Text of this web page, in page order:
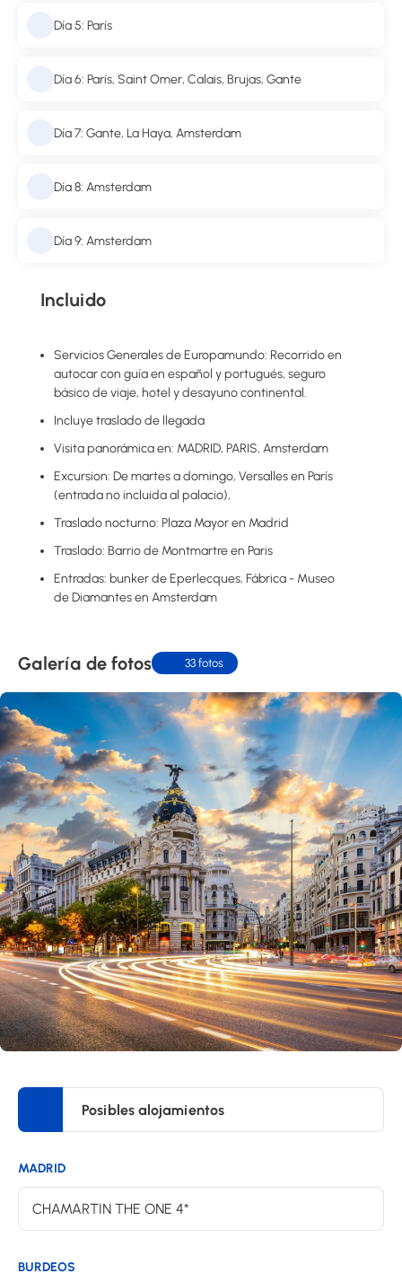
Día 5: París
Día 6: París, Saint Omer, Calais, Brujas, Gante
Día 7: Gante, La Haya, Amsterdam
Día 8: Amsterdam
Día 9: Amsterdam
Incluido
Servicios Generales de Europamundo: Recorrido en
autocar con guía en español y portugués, seguro
básico de viaje, hotel y desayuno continental.
Incluye traslado de llegada
Visita panorámica en: MADRID, PARIS, Amsterdam
Excursion: De martes a domingo, Versalles en París
(entrada no incluida al palacio),
Traslado nocturno: Plaza Mayor en Madrid
Traslado: Barrio de Montmartre en Paris
Entradas: bunker de Eperlecques, Fábrica - Museo
de Diamantes en Amsterdam
Galería de fotos 33 fotos
Posibles alojamientos
MADRID
CHAMARTIN THE ONE 4*
BURDEOS